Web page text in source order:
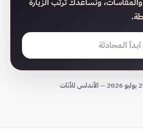
ونساعدك ترتب الزيارة
ابدأ المحادثة